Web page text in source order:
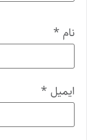
نام *
ایمیل *